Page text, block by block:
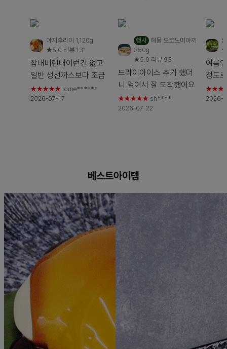
아지후라이 1,120g
★5.0 리뷰 131
잡내비린내이런건 없고
일반 생선까스보다 조금
진한맛입니다 2026-
07-16 에 등록된 스마트
★★★★★ rome******
2026-07-17
행사 해물 오코노미야끼
350g
★5.0 리뷰 93
드라이아이스 추가 했더
니 얼어서 잘 도착했어요
2026-07-21 에 등록된
스마트스토어 구매평
★★★★★ sh****
2026-07-22
여름
정도
하는
자카
2026-
베스트아이템